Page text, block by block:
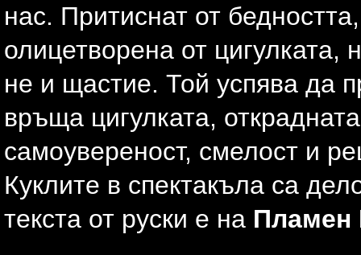
нас. Притиснат от
олицетворена от цигулката,
не и щастие. Той успява да
връща цигулката,
самоувереност, смелост и
Куклите в спектакъла са
текста от руски е на Пламен